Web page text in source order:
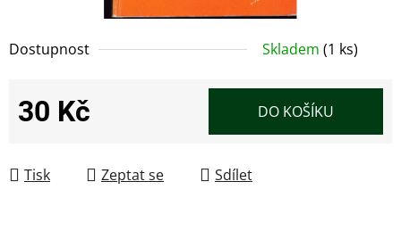
Dostupnost Skladem (1 ks)
30 Kč DO KOŠÍKU
Tisk Zeptat se Sdílet